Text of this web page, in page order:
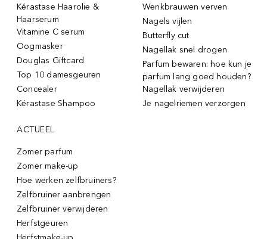
Kérastase Haarolie &
Haarserum
Vitamine C serum
Oogmasker
Douglas Giftcard
Top 10 damesgeuren
Concealer
Kérastase Shampoo
Wenkbrauwen verven
Nagels vijlen
Butterfly cut
Nagellak snel drogen
Parfum bewaren: hoe kun je
parfum lang goed houden?
Nagellak verwijderen
Je nagelriemen verzorgen
ACTUEEL
Zomer parfum
Zomer make-up
Hoe werken zelfbruiners?
Zelfbruiner aanbrengen
Zelfbruiner verwijderen
Herfstgeuren